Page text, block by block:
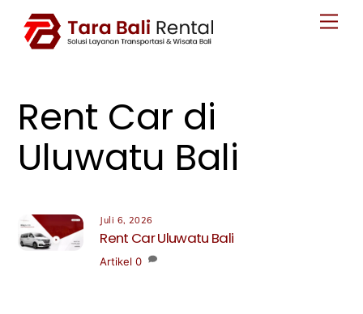
content
Rent Car di
Uluwatu Bali
Juli 6, 2026
Rent Car Uluwatu Bali
Artikel 0